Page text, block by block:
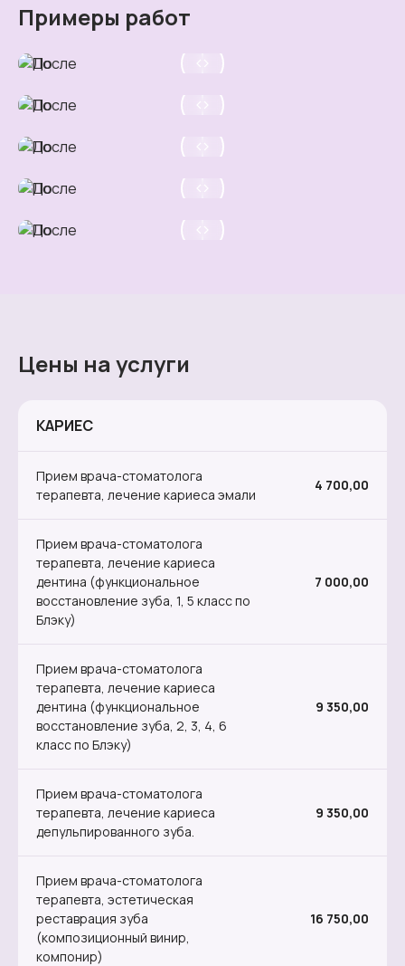
Примеры работ
Цены на услуги
КАРИЕС
Прием врача-стоматолога
терапевта, лечение кариеса эмали
4 700,00
Прием врача-стоматолога
терапевта, лечение кариеса
дентина (функциональное
восстановление зуба, 1, 5 класс по
Блэку)
7 000,00
Прием врача-стоматолога
терапевта, лечение кариеса
дентина (функциональное
восстановление зуба, 2, 3, 4, 6
класс по Блэку)
9 350,00
Прием врача-стоматолога
терапевта, лечение кариеса
депульпированного зуба.
9 350,00
Прием врача-стоматолога
терапевта, эстетическая
реставрация зуба
(композиционный винир,
компонир)
16 750,00